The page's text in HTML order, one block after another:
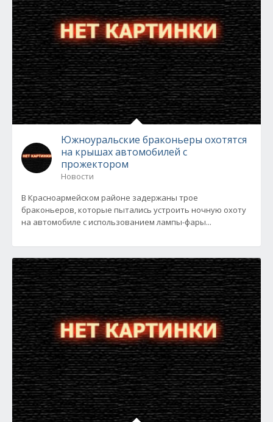
Южноуральские браконьеры охотятся
на крышах автомобилей с
прожектором
Новости
В Красноармейском районе задержаны трое
браконьеров, которые пытались устроить ночную охоту
на автомобиле с использованием лампы-фары...